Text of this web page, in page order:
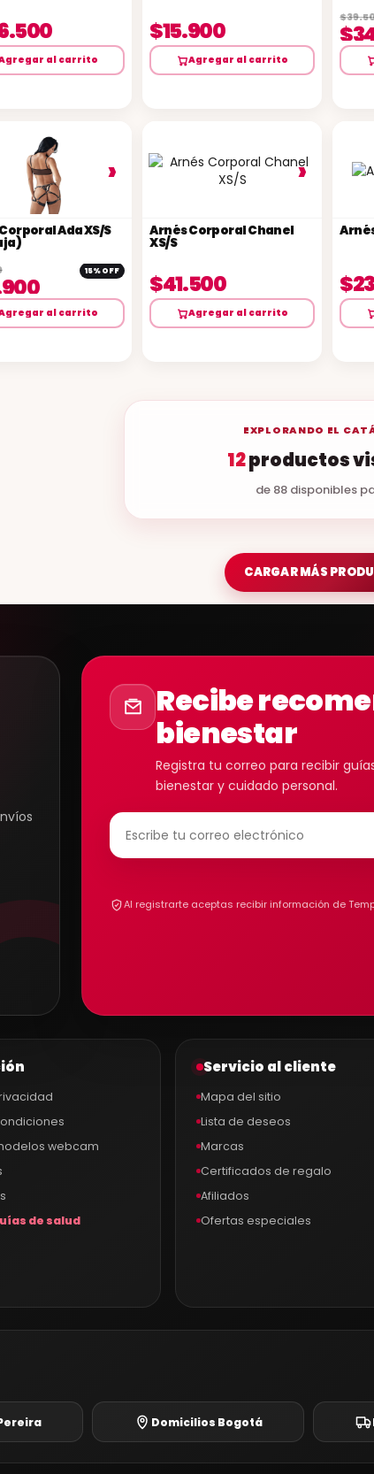
al carrito
$15.900
Agregar al carrito
›
Ada XS/S
15% OFF
al carrito
›
Arnés Corporal Chanel
XS/S
$41.500
Agregar al carrito
EXPLORANDO EL
12productos
de 88 disponibles
CARGAR MÁS
Recibe
bienestar
Registra tu correo para recibir
bienestar y cuidado personal.
Al registrarte aceptas recibir información de
webcam
de salud
Servicio al cliente
Mapa del sitio
Lista de deseos
Marcas
Certificados de regalo
Afiliados
Ofertas especiales
Domicilios Bogotá